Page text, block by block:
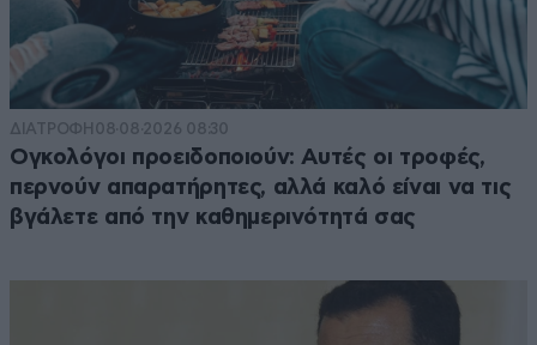
ΔΙΑΤΡΟΦΗ 08·08·2026 08:30
Ογκολόγοι προειδοποιούν: Αυτές οι τροφές,
περνούν απαρατήρητες, αλλά καλό είναι να τις
βγάλετε από την καθημερινότητά σας